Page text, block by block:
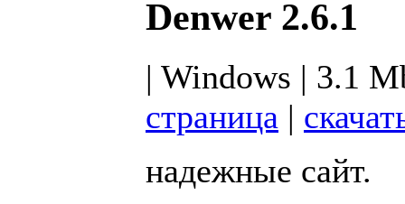
Denwer 2.6.1
| Windows | 3.1
страница |
надежные сайт.